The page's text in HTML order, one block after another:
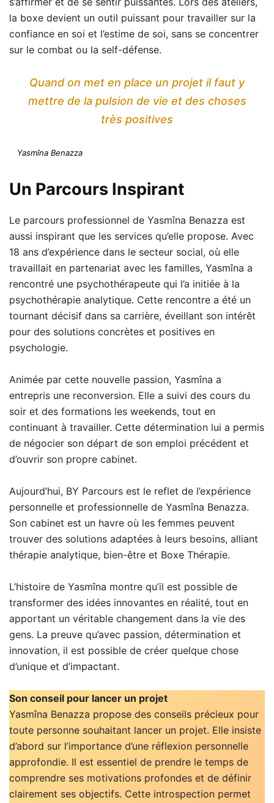
la boxe devient un outil puissant pour travailler sur la
confiance en soi et l’estime de soi, sans se concentrer
sur le combat ou la self-défense.
Quand on met en place un projet il faut y
mettre de la pulsion de vie et des choses
très positives
Yasmîna Benazza
Un Parcours Inspirant
Le parcours professionnel de Yasmîna Benazza est
aussi inspirant que les services qu’elle propose. Avec
18 ans d’expérience dans le secteur social, où elle
travaillait en partenariat avec les familles, Yasmîna a
rencontré une psychothérapeute qui l’a initiée à la
psychothérapie analytique. Cette rencontre a été un
tournant décisif dans sa carrière, éveillant son intérêt
pour des solutions concrètes et positives en
psychologie.
Animée par cette nouvelle passion, Yasmîna a
entrepris une reconversion. Elle a suivi des cours du
soir et des formations les weekends, tout en
continuant à travailler. Cette détermination lui a permis
de négocier son départ de son emploi précédent et
d’ouvrir son propre cabinet.
Aujourd’hui, BY Parcours est le reflet de l’expérience
personnelle et professionnelle de Yasmîna Benazza.
Son cabinet est un havre où les femmes peuvent
trouver des solutions adaptées à leurs besoins, alliant
thérapie analytique, bien-être et Boxe Thérapie.
L’histoire de Yasmîna montre qu’il est possible de
transformer des idées innovantes en réalité, tout en
apportant un véritable changement dans la vie des
gens. La preuve qu’avec passion, détermination et
innovation, il est possible de créer quelque chose
d’unique et d’impactant.
Son conseil pour lancer un projet
Yasmîna Benazza propose des conseils précieux pour
toute personne souhaitant lancer un projet. Elle insiste
d’abord sur l’importance d’une réflexion personnelle
approfondie. Il est essentiel de prendre le temps de
comprendre ses motivations profondes et de définir
clairement ses objectifs. Cette introspection permet